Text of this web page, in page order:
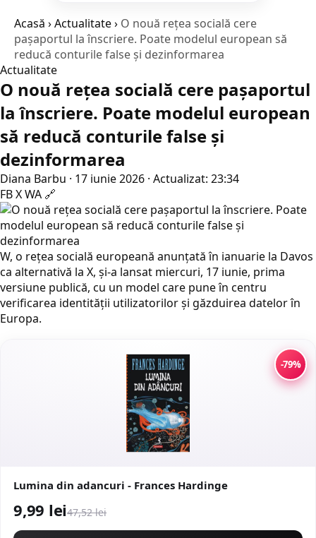
Acasă ›Actualitate› O nouă rețea socială cere
pașaportul la înscriere. Poate modelul european să
reducă conturile false și dezinformarea
Actualitate
O nouă rețea socială cere pașaportul
la înscriere. Poate modelul european
să reducă conturile false și
dezinformarea
Diana Barbu · 17 iunie 2026 · Actualizat: 23:34
FBXWA 🔗
W, o rețea socială europeană anunțată în ianuarie la Davos
ca alternativă la X, și-a lansat miercuri, 17 iunie, prima
versiune publică, cu un model care pune în centru
verificarea identității utilizatorilor și găzduirea datelor în
Europa.
-79%
Lumina din adancuri - Frances Hardinge
9,99 lei47,52 lei